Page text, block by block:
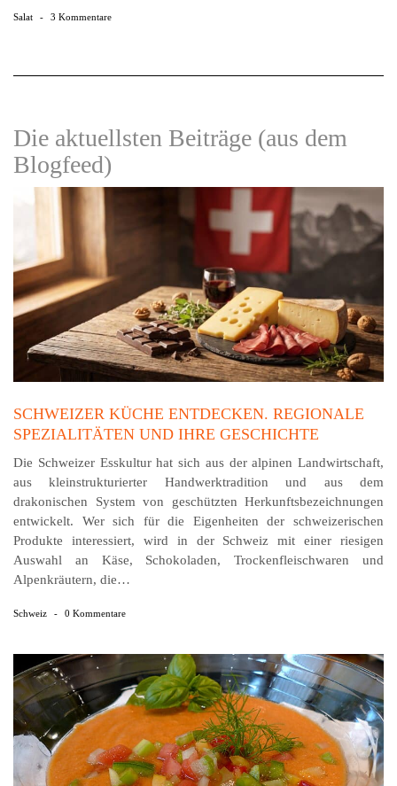
Salat - 3 Kommentare
Die aktuellsten Beiträge (aus dem
Blogfeed)
SCHWEIZER KÜCHE ENTDECKEN. REGIONALE
SPEZIALITÄTEN UND IHRE GESCHICHTE
Die Schweizer Esskultur hat sich aus der alpinen Landwirtschaft,
aus kleinstrukturierter Handwerktradition und aus dem
drakonischen System von geschützten Herkunftsbezeichnungen
entwickelt. Wer sich für die Eigenheiten der schweizerischen
Produkte interessiert, wird in der Schweiz mit einer riesigen
Auswahl an Käse, Schokoladen, Trockenfleischwaren und
Alpenkräutern, die…
Schweiz - 0 Kommentare